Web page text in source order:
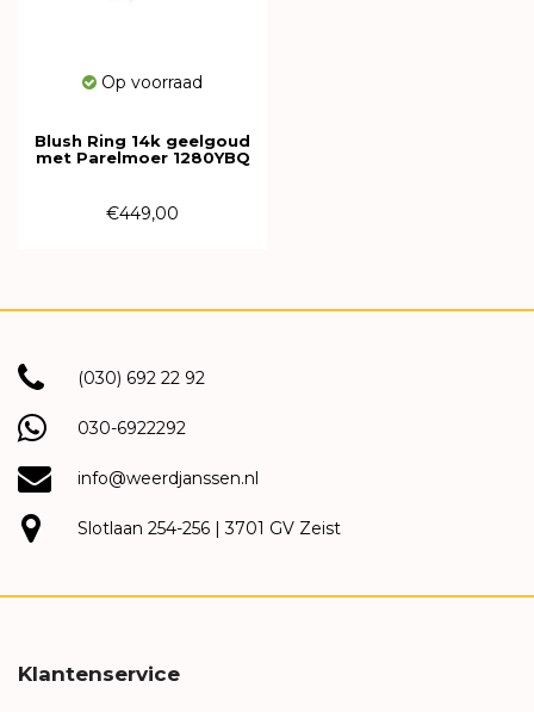
Op voorraad
Blush Ring 14k geelgoud
met Parelmoer 1280YBQ
€449,00
(030) 692 22 92
030-6922292
info@weerdjanssen.nl
Slotlaan 254-256 | 3701 GV Zeist
Klantenservice